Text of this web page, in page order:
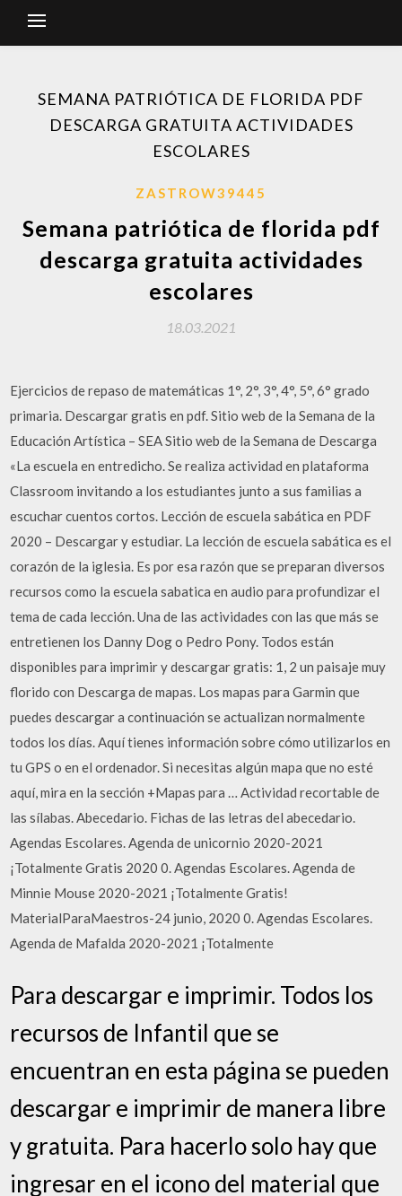
SEMANA PATRIÓTICA DE FLORIDA PDF
DESCARGA GRATUITA ACTIVIDADES
ESCOLARES
ZASTROW39445
Semana patriótica de florida pdf
descarga gratuita actividades
escolares
18.03.2021
Ejercicios de repaso de matemáticas 1°, 2°, 3°, 4°, 5°, 6° grado
primaria. Descargar gratis en pdf. Sitio web de la Semana de la
Educación Artística – SEA Sitio web de la Semana de Descarga
«La escuela en entredicho. Se realiza actividad en plataforma
Classroom invitando a los estudiantes junto a sus familias a
escuchar cuentos cortos. Lección de escuela sabática en PDF
2020 – Descargar y estudiar. La lección de escuela sabática es el
corazón de la iglesia. Es por esa razón que se preparan diversos
recursos como la escuela sabatica en audio para profundizar el
tema de cada lección. Una de las actividades con las que más se
entretienen los Danny Dog o Pedro Pony. Todos están
disponibles para imprimir y descargar gratis: 1, 2 un paisaje muy
florido con Descarga de mapas. Los mapas para Garmin que
puedes descargar a continuación se actualizan normalmente
todos los días. Aquí tienes información sobre cómo utilizarlos en
tu GPS o en el ordenador. Si necesitas algún mapa que no esté
aquí, mira en la sección +Mapas para … Actividad recortable de
las sílabas. Abecedario. Fichas de las letras del abecedario.
Agendas Escolares. Agenda de unicornio 2020-2021
¡Totalmente Gratis 2020 0. Agendas Escolares. Agenda de
Minnie Mouse 2020-2021 ¡Totalmente Gratis!
MaterialParaMaestros-24 junio, 2020 0. Agendas Escolares.
Agenda de Mafalda 2020-2021 ¡Totalmente
Para descargar e imprimir. Todos los
recursos de Infantil que se
encuentran en esta página se pueden
descargar e imprimir de manera libre
y gratuita. Para hacerlo solo hay que
ingresar en el icono del material que